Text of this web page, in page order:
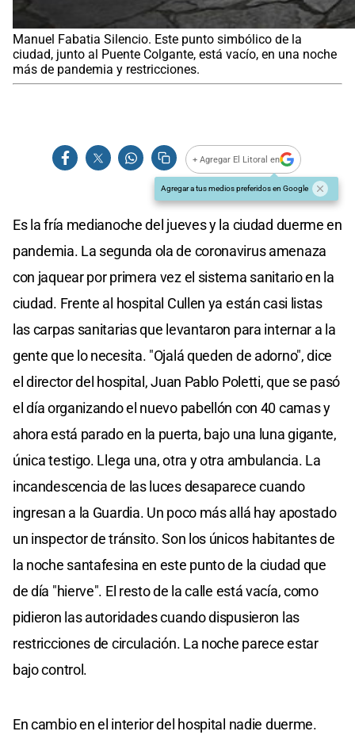
Manuel Fabatia Silencio. Este punto simbólico de la
ciudad, junto al Puente Colgante, está vacío, en una noche
más de pandemia y restricciones.
+ Agregar El Litoral en
Agregar a tus medios preferidos en Google
Es la fría medianoche del jueves y la ciudad duerme en
pandemia. La segunda ola de coronavirus amenaza
con jaquear por primera vez el sistema sanitario en la
ciudad. Frente al hospital Cullen ya están casi listas
las carpas sanitarias que levantaron para internar a la
gente que lo necesita. "Ojalá queden de adorno", dice
el director del hospital, Juan Pablo Poletti, que se pasó
el día organizando el nuevo pabellón con 40 camas y
ahora está parado en la puerta, bajo una luna gigante,
única testigo. Llega una, otra y otra ambulancia. La
incandescencia de las luces desaparece cuando
ingresan a la Guardia. Un poco más allá hay apostado
un inspector de tránsito. Son los únicos habitantes de
la noche santafesina en este punto de la ciudad que
de día "hierve". El resto de la calle está vacía, como
pidieron las autoridades cuando dispusieron las
restricciones de circulación. La noche parece estar
bajo control.
En cambio en el interior del hospital nadie duerme.